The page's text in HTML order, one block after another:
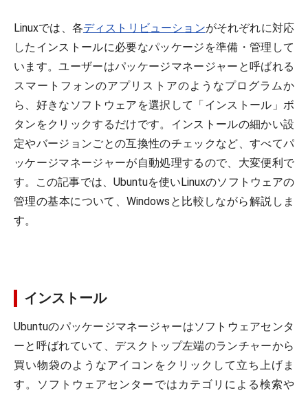
Linuxでは、各ディストリビューションがそれぞれに対応
したインストールに必要なパッケージを準備・管理して
います。ユーザーはパッケージマネージャーと呼ばれる
スマートフォンのアプリストアのようなプログラムか
ら、好きなソフトウェアを選択して「インストール」ボ
タンをクリックするだけです。インストールの細かい設
定やバージョンごとの互換性のチェックなど、すべてパ
ッケージマネージャーが自動処理するので、大変便利で
す。この記事では、Ubuntuを使いLinuxのソフトウェアの
管理の基本について、Windowsと比較しながら解説しま
す。
インストール
Ubuntuのパッケージマネージャーはソフトウェアセンタ
ーと呼ばれていて、デスクトップ左端のランチャーから
買い物袋のようなアイコンをクリックして立ち上げま
す。ソフトウェアセンターではカテゴリによる検索や